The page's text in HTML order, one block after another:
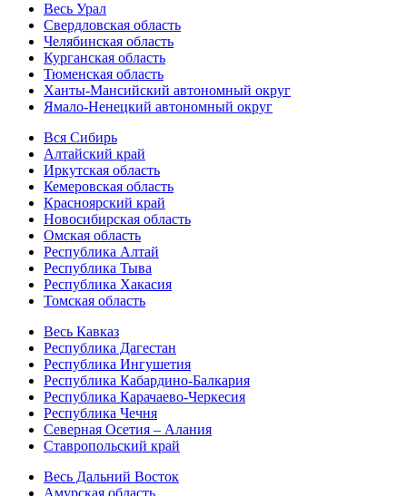
Весь Урал
Свердловская область
Челябинская область
Курганская область
Тюменская область
Ханты-Мансийский автономный округ
Ямало-Ненецкий автономный округ
Вся Сибирь
Алтайский край
Иркутская область
Кемеровская область
Красноярский край
Новосибирская область
Омская область
Республика Алтай
Республика Тыва
Республика Хакасия
Томская область
Весь Кавказ
Республика Дагестан
Республика Ингушетия
Республика Кабардино-Балкария
Республика Карачаево-Черкесия
Республика Чечня
Северная Осетия – Алания
Ставропольский край
Весь Дальний Восток
Амурская область